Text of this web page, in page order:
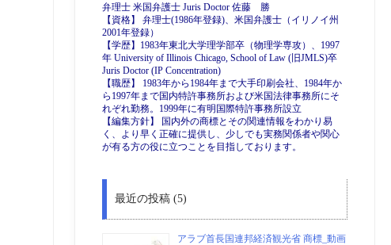
弁理士 米国弁護士 Juris Doctor 佐藤 勝
【資格】 弁理士(1986年登録)、米国弁護士（イリノイ州
2001年登録）
【学歴】1983年東北大学理学部卒（物理学専攻）、1997
年 University of Illinois Chicago, School of Law (旧JMLS)卒
Juris Doctor (IP Concentration)
【職歴】 1983年から1984年まで大手印刷会社、1984年か
ら1997年まで国内特許事務所および米国法律事務所にそ
れぞれ勤務。1999年に有明国際特許事務所設立
【編集方針】 国内外の商標とその関連情報をわかり易
く、より早く正確に提供し、少しでも実務関係者や関心
が有る方の役に立つことを目指しております。
最近の投稿 (5)
アラブ首長国連邦経済観光省 商標_動画